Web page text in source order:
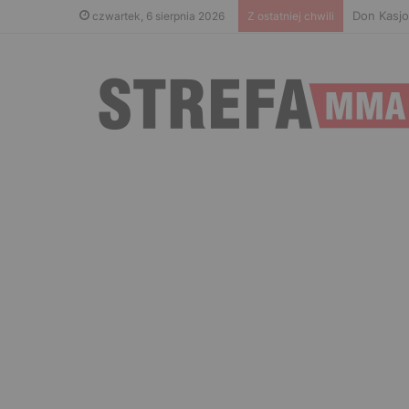
czwartek, 6 sierpnia 2026 Z ostatniej chwili Don